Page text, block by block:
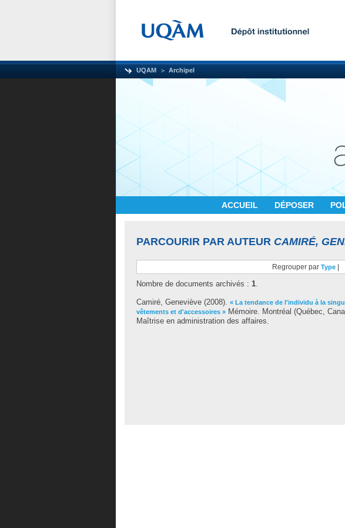
UQAM Archipel
ACCUEIL DÉPOSER
PARCOURIR PAR AUTEUR CAMIRÉ,
Regrouper par Type
Nombre de documents archivés : 1.
Camiré, Geneviève (2008). « La tendance de l'individu à la
vêtements et d'accessoires » Mémoire. Montréal (Québec,
Maîtrise en administration des affaires.